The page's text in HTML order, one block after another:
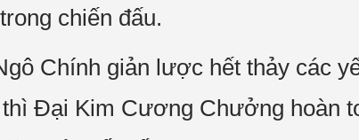
chiến đấu.
Chính giản lược hết thảy các
Đại Kim Cương Chưởng hoàn